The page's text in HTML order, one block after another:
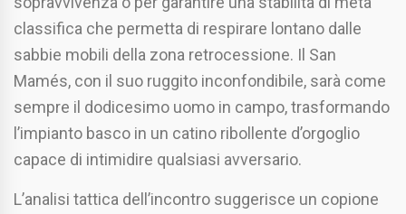
classifica che permetta di respirare lontano dalle
sabbie mobili della zona retrocessione. Il San
Mamés, con il suo ruggito inconfondibile, sarà come
sempre il dodicesimo uomo in campo, trasformando
l’impianto basco in un catino ribollente d’orgoglio
capace di intimidire qualsiasi avversario.
L’analisi tattica dell’incontro suggerisce un copione